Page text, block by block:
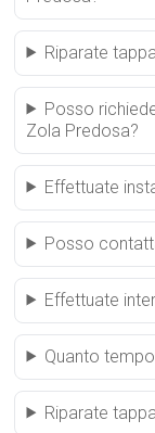
Riparate
Posso
Zola Predosa?
Effettuate
Posso
Effettuate
Quanto
Riparate